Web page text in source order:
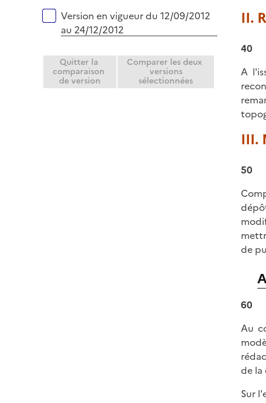
Version en vigueur du 12/09/2012
au 24/12/2012
Quitter la
comparaison
de version
Comparer les deux
versions
sélectionnées
II.
40
A
III.
50
de
60
Au
de la
Sur